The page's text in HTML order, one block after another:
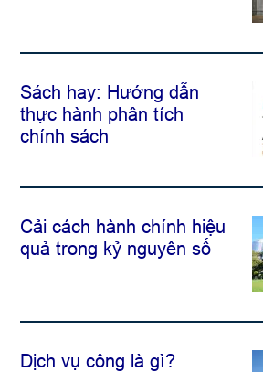
Sách hay: Hướng dẫn
thực hành phân tích
chính sách
Cải cách hành chính hiệu
quả trong kỷ nguyên số
Dịch vụ công là gì?